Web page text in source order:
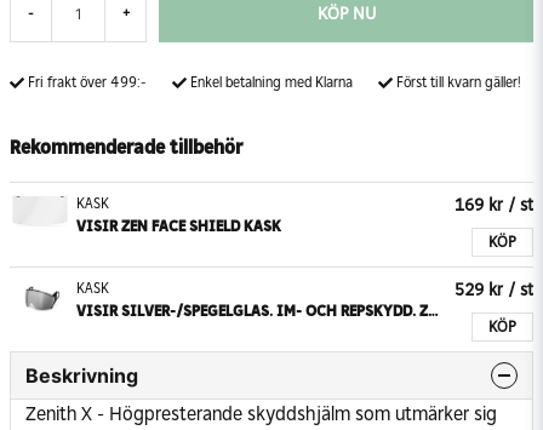
- + KÖP NU
Fri frakt över 499:- Enkel betalning med Klarna Först till kvarn gäller!
Rekommenderade tillbehör
KASK
VISIR ZEN FACE SHIELD KASK
169 kr / st
KÖP
KASK
VISIR SILVER-/SPEGELGLAS. IM- OCH REPSKYDD. ZEN KASK
529 kr / st
KÖP
Beskrivning
Zenith X - Högpresterande skyddshjälm som utmärker sig